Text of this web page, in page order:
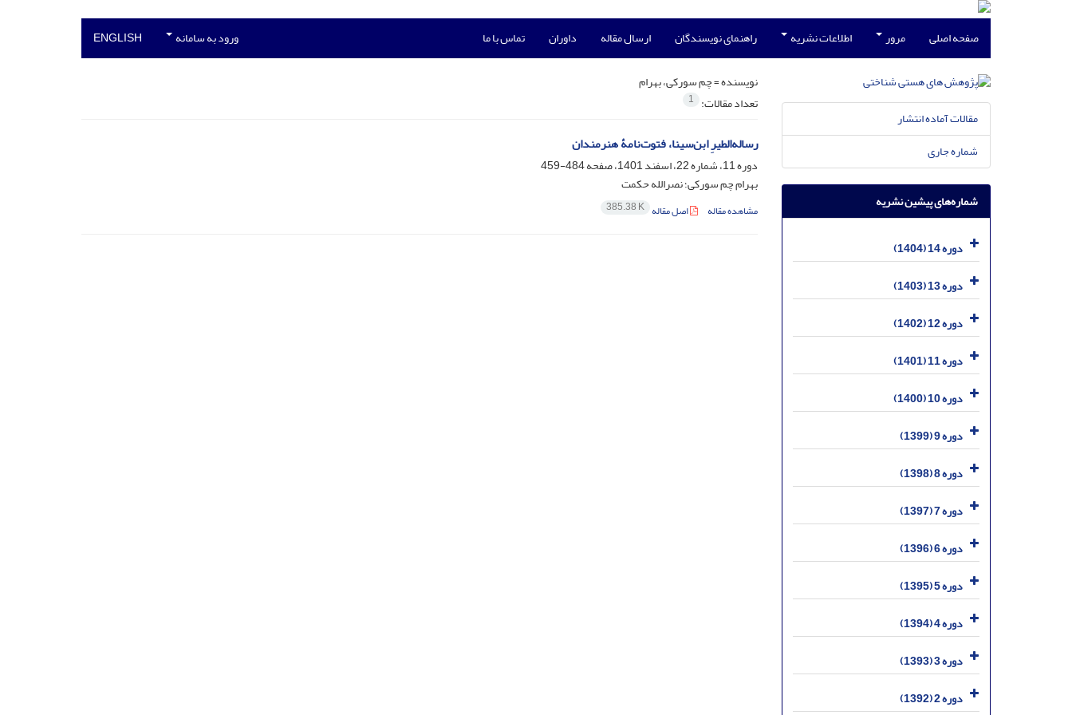
صفحه اصلی مرور اطلاعات نشریه راهنمای نویسندگان ارسال مقاله داوران تماس با ما ورود به سامانه ENGLISH
نویسنده =چم سورکی، بهرام
تعداد مقالات: 1
رساله‌الطیرِ ابن‌سینا، فتوت‌نامۀ هنرمندان
دوره 11، شماره 22، اسفند 1401، صفحه
484-459
بهرام چم سورکی؛ نصرالله حکمت
مشاهده مقاله اصل مقاله 385.38 K
مقالات آماده انتشار
شماره جاری
شماره‌های پیشین نشریه
دوره 14 (1404)
دوره 13 (1403)
دوره 12 (1402)
دوره 11 (1401)
دوره 10 (1400)
دوره 9 (1399)
دوره 8 (1398)
دوره 7 (1397)
دوره 6 (1396)
دوره 5 (1395)
دوره 4 (1394)
دوره 3 (1393)
دوره 2 (1392)